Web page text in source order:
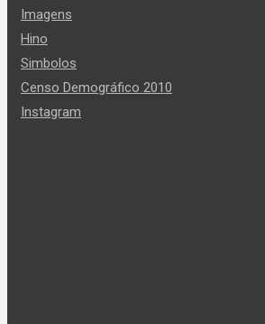
Imagens
Hino
Simbolos
Censo Demográfico 2010
Instagram